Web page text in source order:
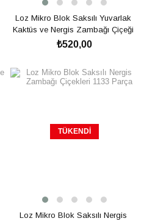
Loz Mikro Blok Saksılı Yuvarlak
Kaktüs ve Nergis Zambağı Çiçeği
1424 Parça
₺520,00
TÜKENDI
Loz Mikro Blok Saksılı Nergis